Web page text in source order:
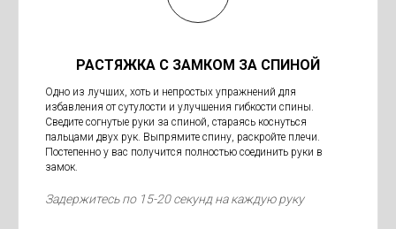
РАСТЯЖКА С ЗАМКОМ ЗА СПИНОЙ
Одно из лучших, хоть и непростых упражнений для
избавления от сутулости и улучшения гибкости спины.
Сведите согнутые руки за спиной, стараясь коснуться
пальцами двух рук. Выпрямите спину, раскройте плечи.
Постепенно у вас получится полностью соединить руки в
замок.
Задержитесь по 15-20 секунд на каждую руку